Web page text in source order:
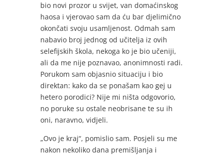
bio novi prozor u svijet, van domaćinskog
haosa i vjerovao sam da ću bar djelimično
okončati svoju usamljenost. Odmah sam
nabavio broj jednog od učitelja iz ovih
selefijskih škola, nekoga ko je bio učeniji,
ali da me nije poznavao, anonimnosti radi.
Porukom sam objasnio situaciju i bio
direktan: kako da se ponašam kao gej u
hetero porodici? Nije mi ništa odgovorio,
no poruke su ostale neobrisane te su ih
oni, naravno, vidjeli.
„Ovo je kraj“, pomislio sam. Posjeli su me
nakon nekoliko dana premišljanja i